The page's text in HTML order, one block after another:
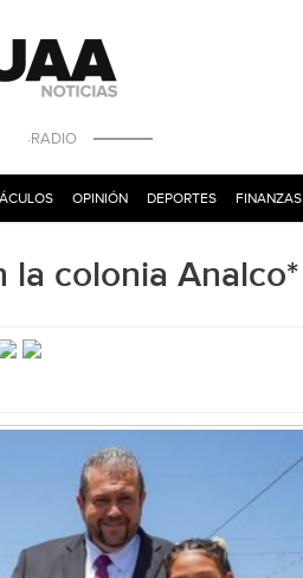
·RADIO
OPINIÓN DEPORTES FINANZAS
la colonia Analco*